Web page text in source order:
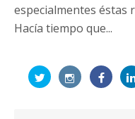
especialmentes éstas
Hacía tiempo que...